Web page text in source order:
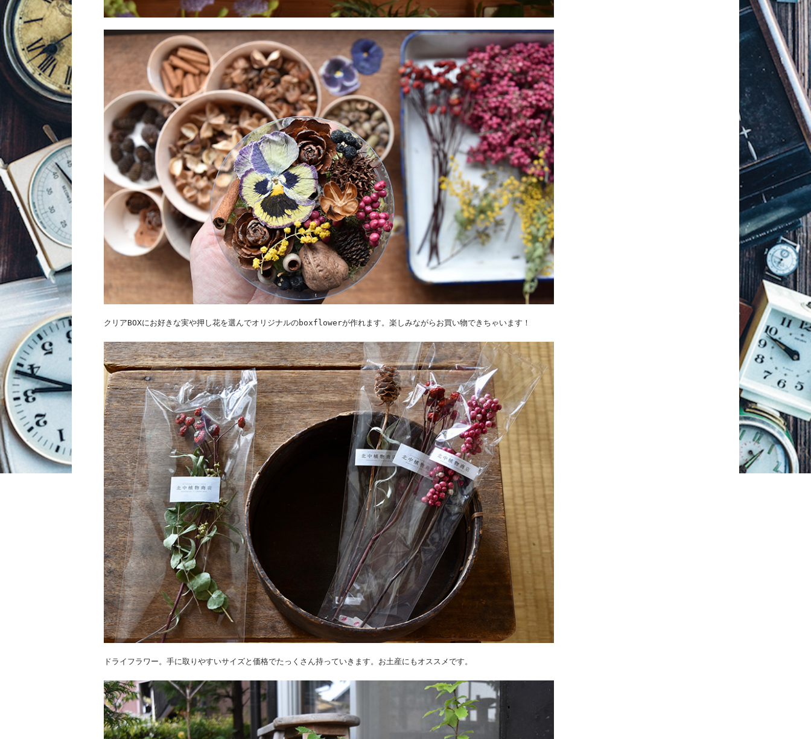
クリアBOXにお好きな実や押し花を選んでオリジナルのboxflowerが作れます。楽しみながらお買い物できちゃいます！
ドライフラワー。手に取りやすいサイズと価格でたっくさん持っていきます。お土産にもオススメです。